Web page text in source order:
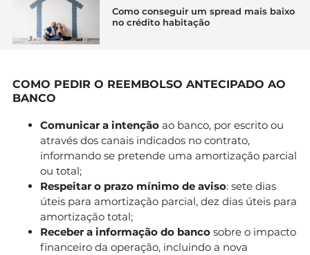
Como conseguir um spread mais baixo
no crédito habitação
COMO PEDIR O REEMBOLSO ANTECIPADO AO
BANCO
Comunicar a intenção ao banco, por escrito ou
através dos canais indicados no contrato,
informando se pretende uma amortização parcial
ou total;
Respeitar o prazo mínimo de aviso: sete dias
úteis para amortização parcial, dez dias úteis para
amortização total;
Receber a informação do banco sobre o impacto
financeiro da operação, incluindo a nova